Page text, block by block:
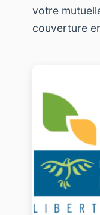
votre
couverture